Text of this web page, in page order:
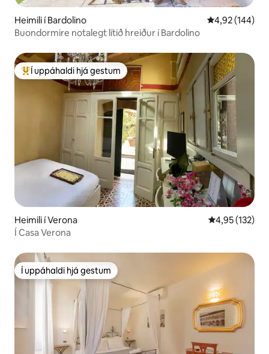
Heimili í Bardolino 4,92 af 5 í
4,92 (144)
Buondormire notalegt lítið hreiður í Bardolino
Í mestu uppáhaldi hjá gestum
Í uppáhaldi hjá gestum
Heimili í Verona 4,95 af 5 í
4,95 (132)
Í Casa Verona
Í uppáhaldi hjá gestum
Í uppáhaldi hjá gestum